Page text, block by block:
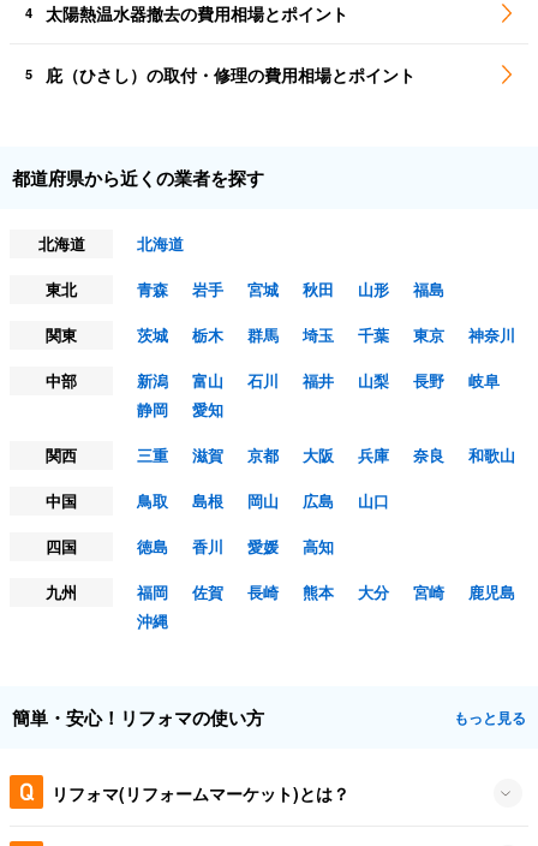
4 太陽熱温水器撤去の費用相場とポイント
5 庇（ひさし）の取付・修理の費用相場とポイント
都道府県から近くの業者を探す
北海道
北海道
東北
青森 岩手 宮城 秋田 山形
福島
関東
茨城 栃木 群馬 埼玉 千葉 東京
神奈川
中部
新潟 富山 石川 福井 山梨 長野
岐阜
静岡
愛知
関西
三重 滋賀 京都 大阪 兵庫 奈良
和歌山
中国
鳥取 島根 岡山 広島
山口
四国
徳島 香川 愛媛
高知
九州
福岡 佐賀 長崎 熊本 大分 宮崎
鹿児島
沖縄
簡単・安心！リフォマの使い方 もっと見る
リフォマ(リフォームマーケット)とは？